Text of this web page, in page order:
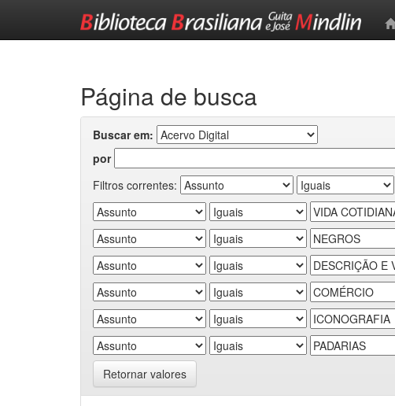
Página de busca
Buscar em:
por
Filtros correntes:
Retornar valores